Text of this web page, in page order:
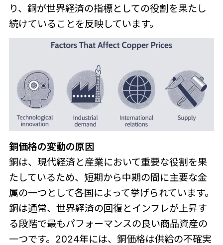
り、銅が世界経済の指標としての役割を果たし
続けていることを反映しています。
銅価格の変動の原因
銅は、現代経済と産業において重要な役割を果
たしているため、短期から中期の間に主要な金
属の一つとして各国によって挙げられています。
銅は通常、世界経済の回復とインフレが上昇す
る段階で最もパフォーマンスの良い商品資産の
一つです。2024年には、銅価格は供給の不確実